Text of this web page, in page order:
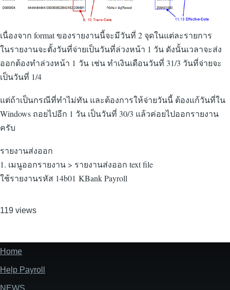
เนื่องจาก format ของรายงานนี้จะมีวันที่ 2 จุดในแต่ละรายการ
ในรายงานจะตั้งวันที่จ่ายเป็นวันที่ล่วงหน้า 1 วัน ดังนั้นเวลาจะส่ง
ออกต้องทำล่วงหน้า 1 วัน เช่น ทำเงินเดือนวันที่ 31/3 วันที่จ่ายจะ
เป็นวันที่ 1/4
แต่ถ้าเป็นกรณีที่ทำไม่ทัน และต้องการให้จ่ายวันนี้ ต้องแก้วันที่ใน
Windows ถอยไปอีก 1 วัน เป็นวันที่ 30/3 แล้วค่อยไปออกรายงาน
ครับ
รายงานส่งออก
1. เมนูออกรายงาน > รายงานส่งออก text file
ใช้รายงานรหัส 14b01 KBank Payroll
119 views
Footer
Home
Help Payroll
NEWS